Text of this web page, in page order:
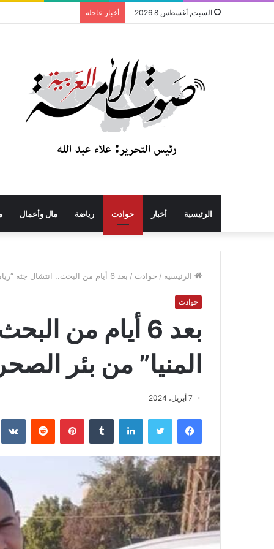
السبت, أغسطس 8 2026 أخبار عاجلة
الرئيسية أخبار حوادث رياضة مال وأعمال
الرئيسية / حوادث / بعد 6 أيام من البحث.. انتشال جثة “ريان المنيا” من بئر الصحراء
حوادث
بعد 6 أيام من
المنيا” من بئر
7 أبريل، 2024
فيسبوك تويتر لينكدإن بينتيريست